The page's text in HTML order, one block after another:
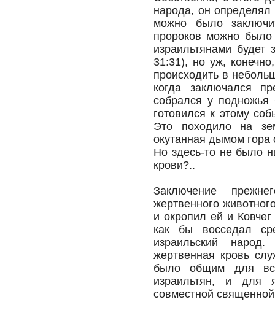
народа, он
можно было
пророков можно было
израильтянами
31:31), но уж,
происходить в
когда заключался
собрался у
готовился к этому
Это походило на
окутанная дымом гора
Но здесь-то не было
крови?..
Заключение
жертвенного
и окропил ей и
как бы восседал
израильский
жертвенная кровь
было общим для
израильтян, и
совместной